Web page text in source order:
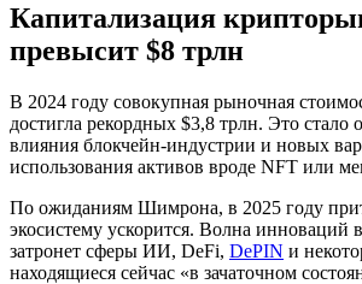
Капитализация
превысит $8 трлн
В 2024 году совокупная рыночная
достигла рекордных $3,8 трлн. Это стало
влияния блокчейн-индустрии и новых
использования активов вроде NFT или
По ожиданиям Шимрона, в 2025 году
экосистему ускорится. Волна инноваций
затронет сферы ИИ, DeFi, DePIN и
находящиеся сейчас «в зачаточном